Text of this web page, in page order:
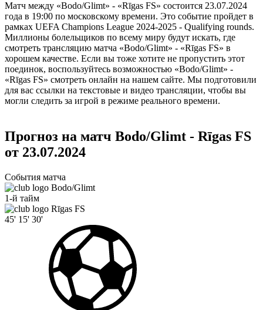
Матч между «Bodo/Glimt» - «Rīgas FS» состоится 23.07.2024
года в 19:00 по московскому времени. Это событие пройдет в
рамках UEFA Champions League 2024-2025 - Qualifying rounds.
Миллионы болельщиков по всему миру будут искать, где
смотреть трансляцию матча «Bodo/Glimt» - «Rīgas FS» в
хорошем качестве. Если вы тоже хотите не пропустить этот
поединок, воспользуйтесь возможностью «Bodo/Glimt» -
«Rīgas FS» смотреть онлайн на нашем сайте. Мы подготовили
для вас ссылки на текстовые и видео трансляции, чтобы вы
могли следить за игрой в режиме реального времени.
Прогноз на матч Bodo/Glimt - Rīgas FS
от 23.07.2024
События матча
Bodo/Glimt
1-й тайм
Rīgas FS
45' 15' 30'